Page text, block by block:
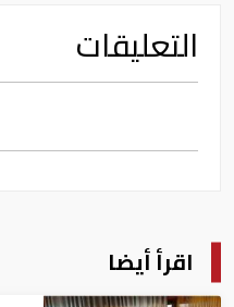
التعليقات
اقرأ أيضا